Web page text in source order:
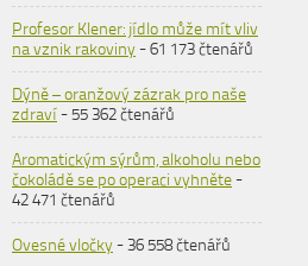
Profesor Klener: jídlo může mít vliv
na vznik rakoviny- 61 173 čtenářů
Dýně – oranžový zázrak pro naše
zdraví- 55 362 čtenářů
Aromatickým sýrům, alkoholu nebo
čokoládě se po operaci vyhněte-
42 471 čtenářů
Ovesné vločky- 36 558 čtenářů